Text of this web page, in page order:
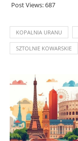
Post Views:687
KOPALNIA URANU
SZTOLNIE KOWARSKIE